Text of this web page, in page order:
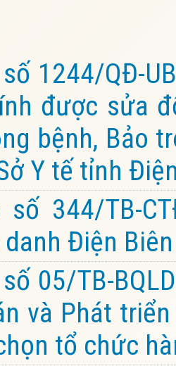
1244/QĐ-
được sửa
bệnh, Bảo
Y tế tỉnh
số 344/TB-
Điện
05/TB-
và Phát
tổ chức